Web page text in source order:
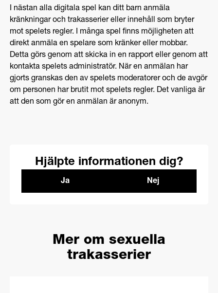
I nästan alla digitala spel kan ditt barn anmäla
kränkningar och trakasserier eller innehåll som bryter
mot spelets regler. I många spel finns möjligheten att
direkt anmäla en spelare som kränker eller mobbar.
Detta görs genom att skicka in en rapport eller genom att
kontakta spelets administratör. När en anmälan har
gjorts granskas den av spelets moderatorer och de avgör
om personen har brutit mot spelets regler. Det vanliga är
att den som gör en anmälan är anonym.
Hjälpte informationen dig?
Ja Nej
Mer om sexuella
trakasserier